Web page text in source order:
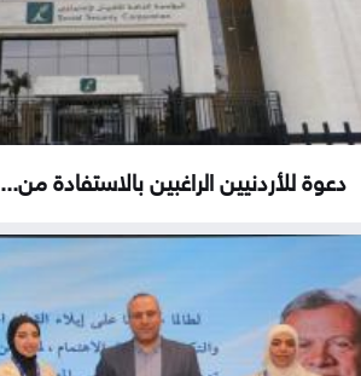
دعوة للأردنيين الراغبين بالاستفادة من...